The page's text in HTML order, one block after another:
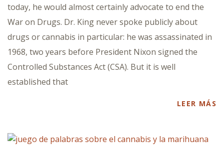
today, he would almost certainly advocate to end the
War on Drugs. Dr. King never spoke publicly about
drugs or cannabis in particular: he was assassinated in
1968, two years before President Nixon signed the
Controlled Substances Act (CSA). But it is well
established that
LEER MÁS